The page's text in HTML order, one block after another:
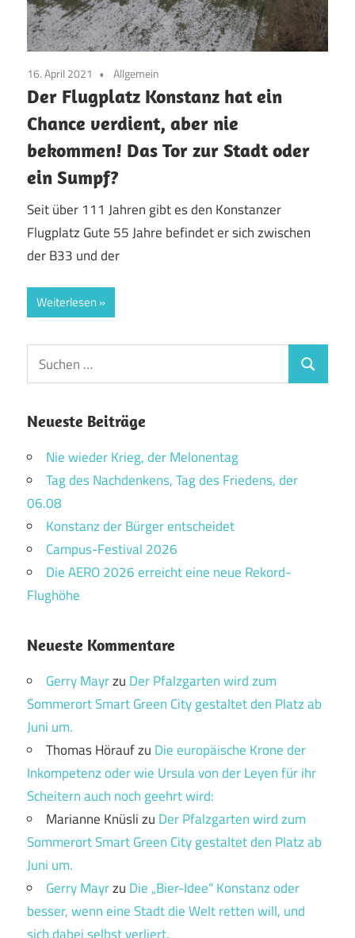
16. April 2021 Allgemein
Der Flugplatz Konstanz hat ein
Chance verdient, aber nie
bekommen! Das Tor zur Stadt oder
ein Sumpf?
Seit über 111 Jahren gibt es den Konstanzer
Flugplatz Gute 55 Jahre befindet er sich zwischen
der B33 und der
Weiterlesen
Suchen
nach:
Suchen
Neueste Beiträge
Nie wieder Krieg, der Melonentag
Tag des Nachdenkens, Tag des Friedens, der
06.08
Konstanz der Bürger entscheidet
Campus-Festival 2026
Die AERO 2026 erreicht eine neue Rekord-
Flughöhe
Neueste Kommentare
Gerry Mayrzu Der Pfalzgarten wird zum
Sommerort Smart Green City gestaltet den Platz ab
Juni um.
Thomas Höraufzu Die europäische Krone der
Inkompetenz oder wie Ursula von der Leyen für ihr
Scheitern auch noch geehrt wird:
Marianne Knüslizu Der Pfalzgarten wird zum
Sommerort Smart Green City gestaltet den Platz ab
Juni um.
Gerry Mayrzu Die „Bier-Idee“ Konstanz oder
besser, wenn eine Stadt die Welt retten will, und